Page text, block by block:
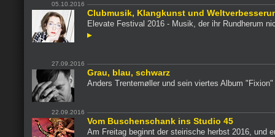
05.10.2016
Clubmusik, Klangkunst und
Elevate Festival 2016 - Musik, der ihr Rundherum
27.09.2016
Grau, blau, schwarz
Anders Trentemøller und sein viertes Album
22.09.2016
Vom Buschenschank ins Studio 45
Am Freitag beginnt der steirische herbst 2016, und